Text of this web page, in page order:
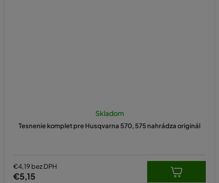
Tesnenie komplet pre Husqvarna 570, 575 nahrádza originál
Skladom
€4,19 bez DPH
€5,15